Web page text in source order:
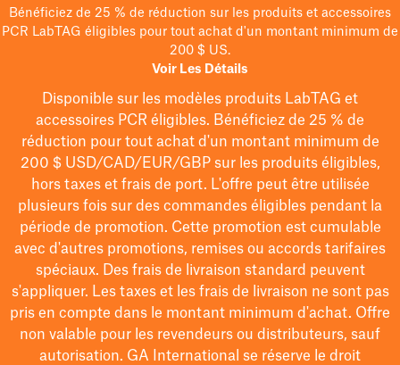
Bénéficiez de 25 % de réduction sur les produits et accessoires
PCR LabTAG éligibles pour tout achat d'un montant minimum de
200 $ US.
Voir Les Détails
Disponible sur les modèles produits LabTAG et
accessoires PCR éligibles. Bénéficiez de 25 % de
réduction pour tout achat d'un montant minimum de
200 $USD/CAD/EUR/GBPsur les produits éligibles,
hors taxes et frais de port. L'offre peut être utilisée
plusieurs fois sur des commandes éligibles pendant la
période de promotion. Cette promotion est cumulable
avec d'autres promotions, remises ou accords tarifaires
spéciaux. Des frais de livraison standard peuvent
s'appliquer. Les taxes et les frais de livraison ne sont pas
pris en compte dans le montant minimum d'achat. Offre
non valable pour les revendeurs ou distributeurs, sauf
autorisation. GA International se réserve le droit